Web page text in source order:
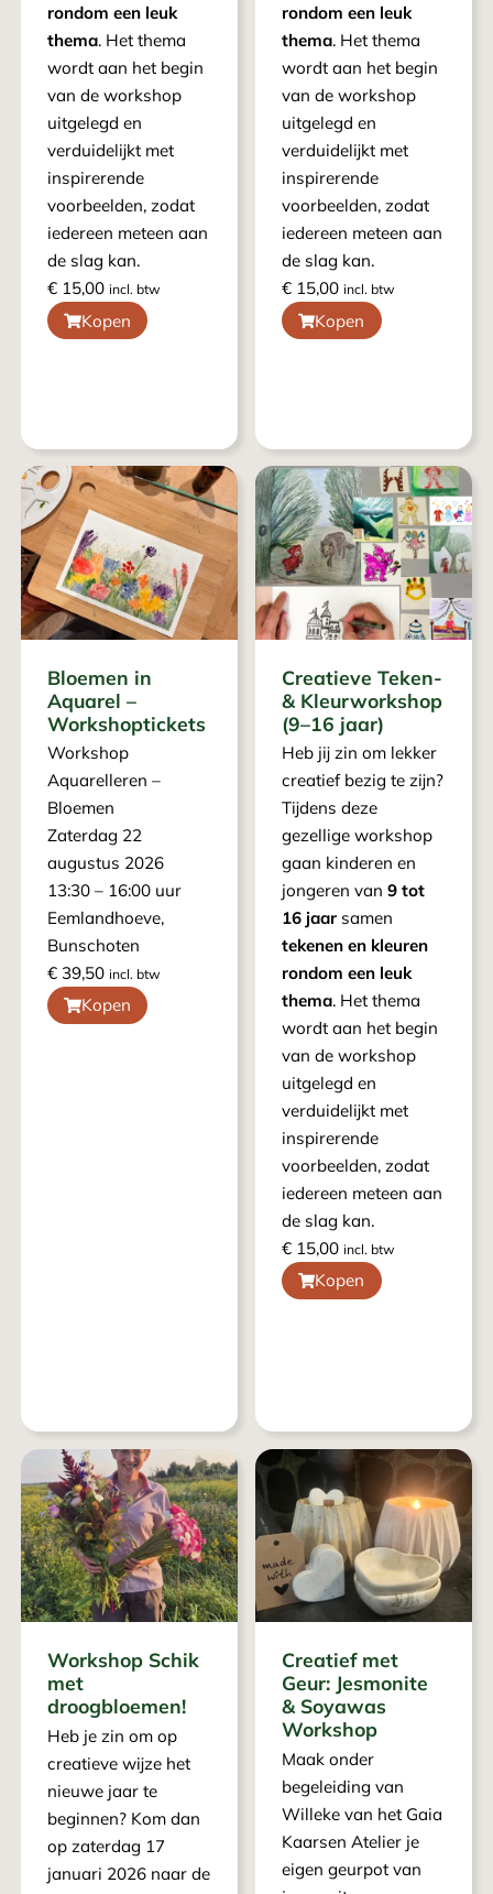
rondom een leuk
thema. Het thema
wordt aan het begin
van de workshop
uitgelegd en
verduidelijkt met
inspirerende
voorbeelden, zodat
iedereen meteen aan
de slag kan.
€ 15,00 incl. btw
Kopen
rondom een leuk
thema. Het thema
wordt aan het begin
van de workshop
uitgelegd en
verduidelijkt met
inspirerende
voorbeelden, zodat
iedereen meteen aan
de slag kan.
€ 15,00 incl. btw
Kopen
Bloemen in
Aquarel –
Workshoptickets
Workshop
Aquarelleren –
Bloemen
Zaterdag 22
augustus 2026
13:30 – 16:00 uur
Eemlandhoeve,
Bunschoten
€ 39,50 incl. btw
Kopen
Creatieve Teken-
& Kleurworkshop
(9–16 jaar)
Heb jij zin om lekker
creatief bezig te zijn?
Tijdens deze
gezellige workshop
gaan kinderen en
jongeren van 9 tot
16 jaar samen
tekenen en kleuren
rondom een leuk
thema. Het thema
wordt aan het begin
van de workshop
uitgelegd en
verduidelijkt met
inspirerende
voorbeelden, zodat
iedereen meteen aan
de slag kan.
€ 15,00 incl. btw
Kopen
Workshop Schik
met
droogbloemen!
Heb je zin om op
creatieve wijze het
nieuwe jaar te
beginnen? Kom dan
op zaterdag 17
januari 2026 naar de
Creatief met
Geur: Jesmonite
& Soyawas
Workshop
Maak onder
begeleiding van
Willeke van het Gaia
Kaarsen Atelier je
eigen geurpot van